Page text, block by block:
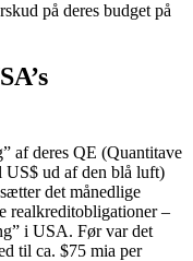
på deres budget på
af deres QE (Quantitave
US$ ud af den blå luft)
det månedlige
realkreditobligationer –
i USA. Før var det
til ca. $75 mia per